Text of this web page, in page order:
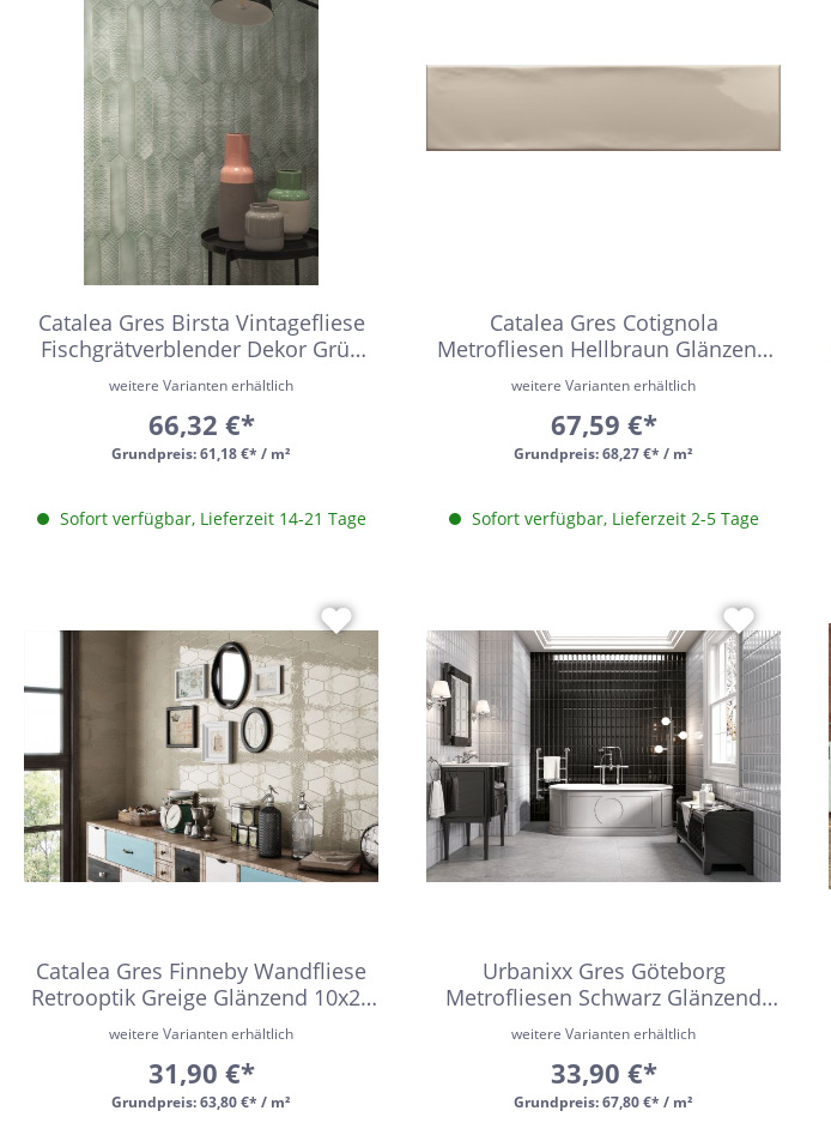
16x100
30x60,4
28,5x33,5
31x31
20x40
6,5x33,2
6,5 x 20
45x45
60x90
10x60
10,5x31
6x24
30x120
15,2x31
7,5x15
160x320
30x30
10x10
30x50
20x60
11x54
Urbanixx Gres
Catalea Gres Birsta Vintagefliese
Fischgrätverblender Dekor Grün
Glänzend 6,5x33,2 cm
Grundpreis:61,18 €* / m²
weitere Varianten erhältlich
66,32 €*
Sofort verfügbar, Lieferzeit 14-21 Tage
Catalea Gres Cotignola
Metrofliesen Hellbraun Glänzend
7,5x30 cm
Grundpreis:68,27 €* / m²
weitere Varianten erhältlich
67,59 €*
Sofort verfügbar, Lieferzeit 2-5 Tage
Catalea Gres Finneby Wandfliese
Retrooptik Greige Glänzend 10x20
cm
Grundpreis:63,80 €* / m²
weitere Varianten erhältlich
31,90 €*
Urbanixx Gres Göteborg
Metrofliesen Schwarz Glänzend
7,5x15 cm
Grundpreis:67,80 €* / m²
weitere Varianten erhältlich
33,90 €*